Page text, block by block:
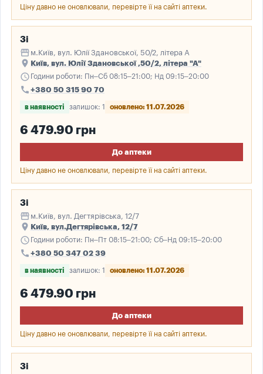
Ціну давно не оновлювали, перевірте її на сайті аптеки.
3і
storefront м.Київ, вул. Юлії Здановської, 50/2, літера А
place Київ, вул. Юлії Здановської ,50/2, літера "А"
schedule Години роботи: Пн–Сб 08:15–21:00; Нд 09:15–20:00
call +380 50 315 90 70
в наявності залишок: 1 оновлено: 11.07.2026
6 479.90 грн
До аптеки
Ціну давно не оновлювали, перевірте її на сайті аптеки.
3і
storefront м.Київ, вул. Дегтярівська, 12/7
place Київ, вул.Дегтярівська, 12/7
schedule Години роботи: Пн–Пт 08:15–21:00; Сб–Нд 09:15–20:00
call +380 50 347 02 39
в наявності залишок: 1 оновлено: 11.07.2026
6 479.90 грн
До аптеки
Ціну давно не оновлювали, перевірте її на сайті аптеки.
3і